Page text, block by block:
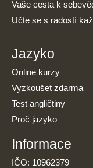
Vaše cesta k
Učte se s radostí
Jazyko
Online kurzy
Vyzkoušet zdarma
Test angličtiny
Proč jazyko
Informace
IČO: 10962379